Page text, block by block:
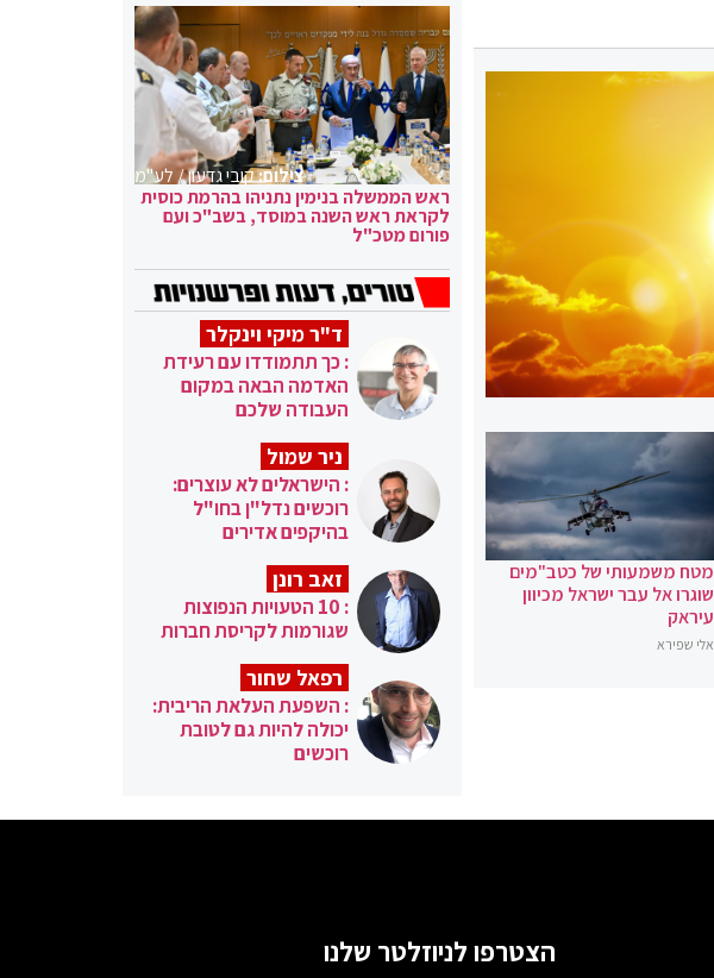
מטח משמעותי של כטב"מים
שוגרו אל עבר ישראל מכיוון
עיראק
אלי שפירא
צילום:קובי גדעון / לע"מ
ראש הממשלה בנימין נתניהו בהרמת כוסית
לקראת ראש השנה במוסד, בשב"כ ועם
פורום מטכ"ל
ד"ר מיקי וינקלר
: כך תתמודדו עם רעידת
האדמה הבאה במקום
העבודה שלכם
ניר שמול
: הישראלים לא עוצרים:
רוכשים נדל"ן בחו"ל
בהיקפים אדירים
זאב רונן
: 10 הטעויות הנפוצות
שגורמות לקריסת חברות
רפאל שחור
: השפעת העלאת הריבית:
יכולה להיות גם לטובת
רוכשים
הצטרפו לניוזלטר שלנו